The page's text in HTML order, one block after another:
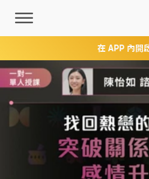
在 APP 內開